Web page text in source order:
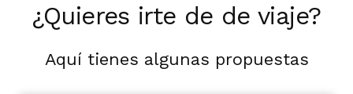
¿Quieres irte de de viaje?
Aquí tienes algunas propuestas